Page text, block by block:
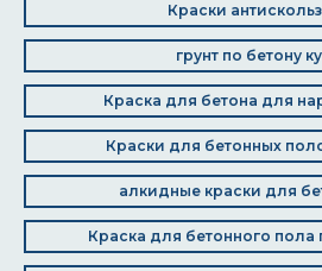
Краски
грунт по бетону
Краска для бетона для
Краски для бетонных
алкидные краски для
Краска для бетонного